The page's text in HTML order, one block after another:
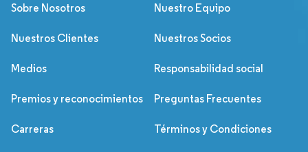
Sobre Nosotros
Nuestro Equipo
Nuestros Clientes Nuestros Socios
Medios Responsabilidad social
Premios y reconocimientos Preguntas Frecuentes
Carreras Términos y Condiciones